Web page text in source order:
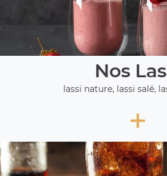
Nos
lassi nature, lassi salé,
+